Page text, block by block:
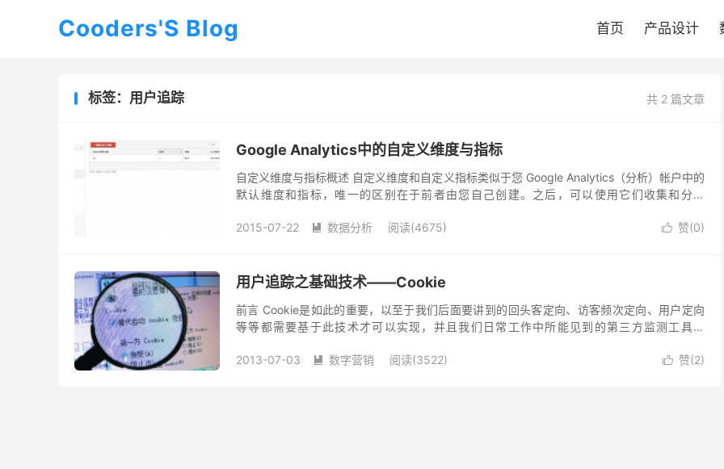
Cooders'S Blog 首页 产品设计
共 2 篇文章
标签：用户追踪
Google Analytics中的自定义维度与指标
自定义维度与指标概述 自定义维度和自定义指标类似于您 Google Analytics（分析）帐户中的
默认维度和指标，唯一的区别在于前者由您自己创建。之后，可以使用它们收集和分析
 赞(0)
2015-07-22  数据分析 阅读(4675)
用户追踪之基础技术——Cookie
前言 Cookie是如此的重要，以至于我们后面要讲到的回头客定向、访客频次定向、用户定向
等等都需要基于此技术才可以实现，并且我们日常工作中所能见到的第三方监测工具如
 赞(2)
2013-07-03  数字营销 阅读(3522)